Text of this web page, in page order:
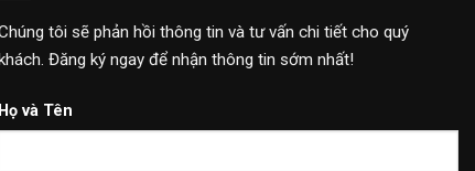
tôi sẽ phản hồi thông tin và tư vấn chi tiết cho quý
Đăng ký ngay để nhận thông tin sớm nhất!
Họ và Tên